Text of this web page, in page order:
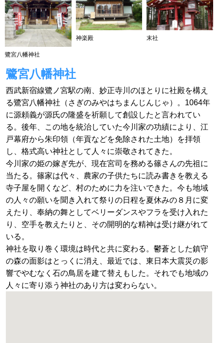
鷺宮八幡神社
西武新宿線鷺ノ宮駅の南、妙正寺川のほとりに社殿を構え
る鷺宮八幡神社（さぎのみやはちまんじんじゃ）。1064年
に源頼義が源氏の隆盛を祈願して創設したと言われてい
る。後年、この地を統治していた今川家の功績により、江
戸幕府から朱印領（年貢などを免除された土地）を拝領
し、格式高い神社として人々に崇敬されてきた。
今川家の姫の嫁ぎ先が、現在宮司を務める篠さんの先祖に
当たる。篠家は代々、農家の子供たちに読み書きを教える
寺子屋を開くなど、村のために力を注いできた。今も地域
の人々の願いを聞き入れて祭りの日程を夏休みの８月に変
えたり、奉納の舞としてベリーダンスやフラを受け入れた
り、空手を教えたりと、その開明的な精神は受け継がれて
いる。
神社を取り巻く環境は時代と共に変わる。鬱蒼とした鎮守
の森の面影はとっくに消え、最近では、東日本大震災の影
響でやむなく石の鳥居を建て替えもした。それでも地域の
人々に寄り添う神社のあり方は変わらない。
鷺宮八幡神社
神楽殿 末社